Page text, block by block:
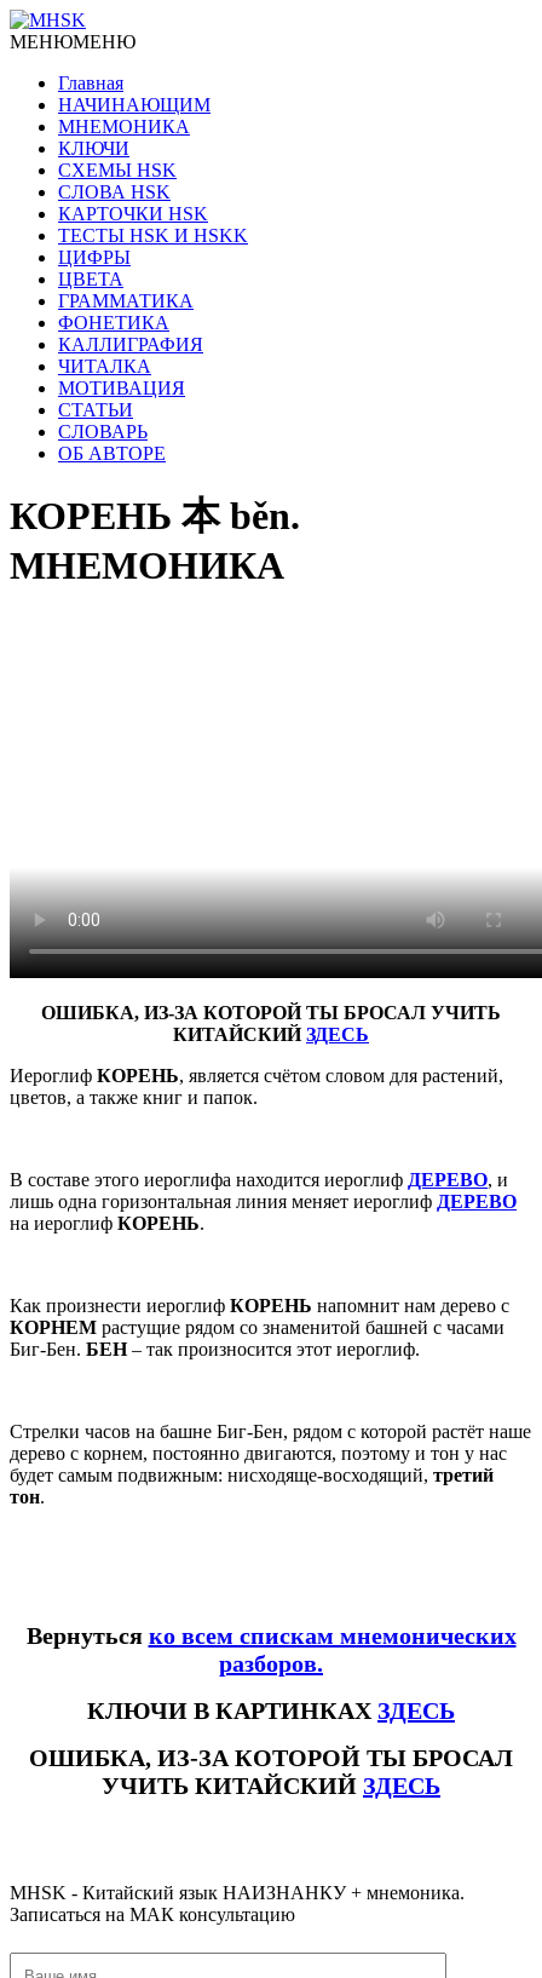
МЕНЮМЕНЮ
Главная
НАЧИНАЮЩИМ
МНЕМОНИКА
КЛЮЧИ
СХЕМЫ HSK
СЛОВА HSK
КАРТОЧКИ HSK
ТЕСТЫ HSK И HSKK
ЦИФРЫ
ЦВЕТА
ГРАММАТИКА
ФОНЕТИКА
КАЛЛИГРАФИЯ
ЧИТАЛКА
МОТИВАЦИЯ
СТАТЬИ
СЛОВАРЬ
ОБ АВТОРЕ
КОРЕНЬ 本 běn.
МНЕМОНИКА
ОШИБКА, ИЗ-ЗА КОТОРОЙ ТЫ БРОСАЛ УЧИТЬ
КИТАЙСКИЙЗДЕСЬ
Иероглиф КОРЕНЬ, является счётом словом для растений,
цветов, а также книг и папок.
В составе этого иероглифа находится иероглиф ДЕРЕВО, и
лишь одна горизонтальная линия меняет иероглиф ДЕРЕВО
на иероглиф КОРЕНЬ.
Как произнести иероглиф КОРЕНЬ напомнит нам дерево с
КОРНЕМ растущие рядом со знаменитой башней с часами
Биг‐Бен. БЕН– так произносится этот иероглиф.
Стрелки часов на башне Биг-Бен, рядом с которой растёт наше
дерево с корнем, постоянно двигаются, поэтому и тон у нас
будет самым подвижным: нисходяще-восходящий, третий
тон.
Вернуться ко всем спискам мнемонических
разборов.
КЛЮЧИ В КАРТИНКАХ ЗДЕСЬ
ОШИБКА, ИЗ-ЗА КОТОРОЙ ТЫ БРОСАЛ
УЧИТЬ КИТАЙСКИЙ ЗДЕСЬ
MHSK - Китайский язык НАИЗНАНКУ + мнемоника.
Записаться на МАК консультацию